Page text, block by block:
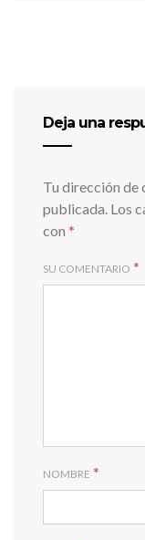
Deja una
Tu dirección de
publicada. Los
con *
SU COMENTARIO *
NOMBRE *